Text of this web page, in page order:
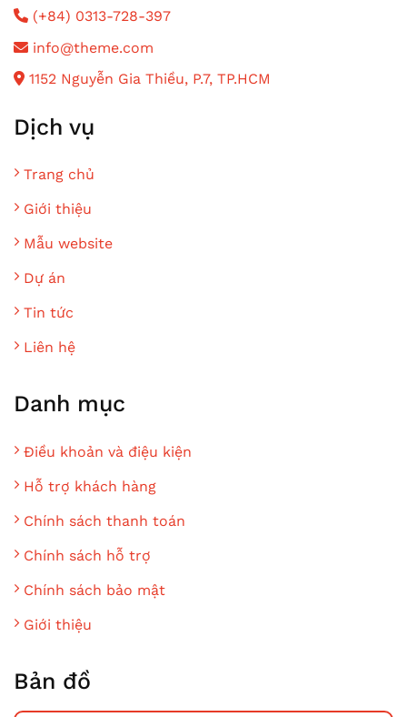
(+84) 0313-728-397
info@theme.com
1152 Nguyễn Gia Thiều, P.7, TP.HCM
Dịch vụ
Trang chủ
Giới thiệu
Mẫu website
Dự án
Tin tức
Liên hệ
Danh mục
Điều khoản và điệu kiện
Hỗ trợ khách hàng
Chính sách thanh toán
Chính sách hỗ trợ
Chính sách bảo mật
Giới thiệu
Bản đồ